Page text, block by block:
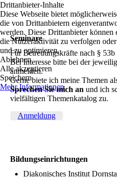
Seminare
Für Betreuungskräfte nach § 53b
Bei Interesse bitte bei der
anmelden.
Gerne biete ich meine Themen
Sprechen Sie mich an und ich
vielfältigen Themenkatalog zu.
Anmeldung
Bildungseinrichtungen
Diakonisches Institut
Drittanbieter-Inhalte
Diese Webseite bietet
die von Drittanbietern
werden. Diese Drittanbieter können
die Nutzeraktivität zu verfolgen
und zu optimieren.
Ablehnen
Alle akzeptieren
Speichern
Mehr Informationen